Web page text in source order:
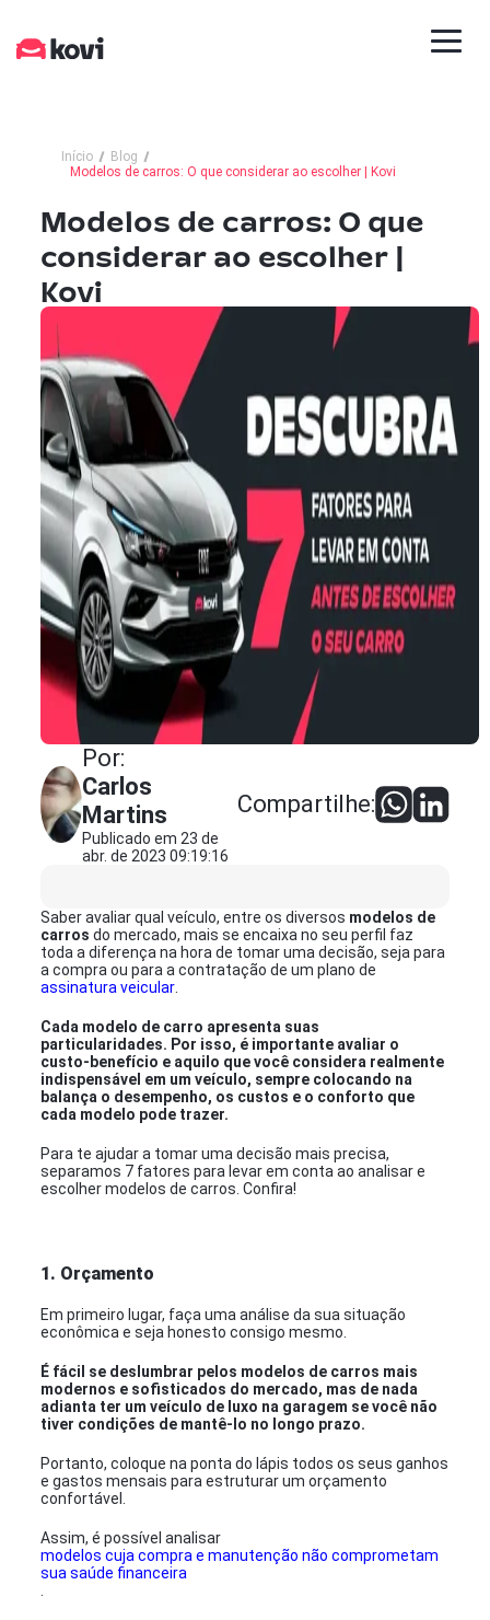
Início
Blog
Modelos de carros: O que considerar ao escolher | Kovi
Modelos de carros: O que
considerar ao escolher |
Kovi
Por:
Carlos
Martins
Publicado em 23 de
abr. de 2023 09:19:16
Compartilhe:
Saber avaliar qual veículo, entre os diversos modelos de
carros do mercado, mais se encaixa no seu perfil faz
toda a diferença na hora de tomar uma decisão, seja para
a compra ou para a contratação de um plano de
assinatura veicular
Cada modelo de carro apresenta suas
particularidades. Por isso, é importante avaliar o
custo-benefício e aquilo que você considera realmente
indispensável em um veículo, sempre colocando na
balança o desempenho, os custos e o conforto que
cada modelo pode trazer.
Para te ajudar a tomar uma decisão mais precisa,
separamos 7 fatores para levar em conta ao analisar e
escolher modelos de carros. Confira!
1. Orçamento
Em primeiro lugar, faça uma análise da sua situação
econômica e seja honesto consigo mesmo.
É fácil se deslumbrar pelos modelos de carros mais
modernos e sofisticados do mercado, mas de nada
adianta ter um veículo de luxo na garagem se você não
tiver condições de mantê-lo no longo prazo.
Portanto, coloque na ponta do lápis todos os seus ganhos
e gastos mensais para estruturar um orçamento
confortável.
Assim, é possível analisar
modelos cuja compra e manutenção não comprometam
sua saúde financeira